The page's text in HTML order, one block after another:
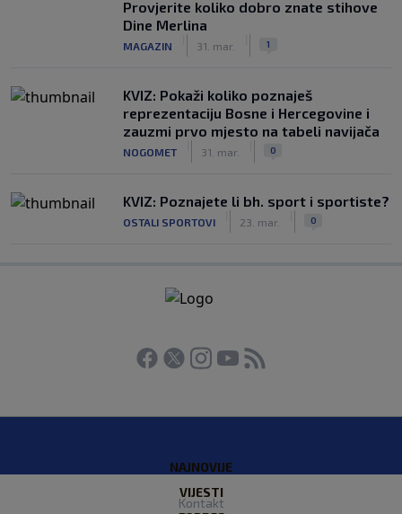
Provjerite koliko dobro znate stihove
Dine Merlina
MAGAZIN 31. mar. 1
KVIZ: Pokaži koliko poznaješ
reprezentaciju Bosne i Hercegovine i
zauzmi prvo mjesto na tabeli navijača
NOGOMET 31. mar. 0
KVIZ: Poznajete li bh. sport i sportiste?
OSTALI SPORTOVI 23. mar. 0
NAJNOVIJE
VIJESTI
Kontakt